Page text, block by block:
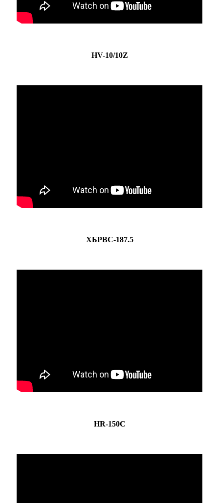
HV-10/10Z
ХБРВС-187.5
HR-150C